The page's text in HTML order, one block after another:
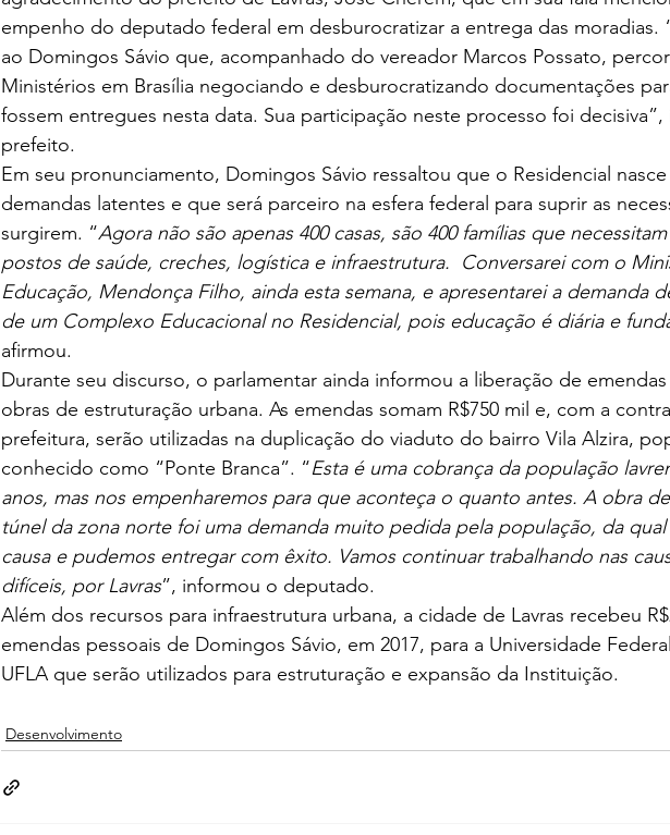
empenho do deputado federal em desburocratizar a entrega das moradias.
ao Domingos Sávio que, acompanhado do vereador Marcos Possato,
Ministérios em Brasília negociando e desburocratizando documentações
fossem entregues nesta data. Sua participação neste processo foi
prefeito.
Em seu pronunciamento, Domingos Sávio ressaltou que o Residencial
demandas latentes e que será parceiro na esfera federal para suprir as
surgirem. “Agora não são apenas 400 casas, são 400 famílias que
postos de saúde, creches, logística e infraestrutura.  Conversarei com o
Educação, Mendonça Filho, ainda esta semana, e apresentarei a demanda
de um Complexo Educacional no Residencial, pois educação é diária e
afirmou.
Durante seu discurso, o parlamentar ainda informou a liberação de
obras de estruturação urbana. As emendas somam R$750 mil e, com a
prefeitura, serão utilizadas na duplicação do viaduto do bairro Vila Alzira,
conhecido como “Ponte Branca”. “Esta é uma cobrança da população
anos, mas nos empenharemos para que aconteça o quanto antes. A obra
túnel da zona norte foi uma demanda muito pedida pela população, da qual
causa e pudemos entregar com êxito. Vamos continuar trabalhando nas
difíceis, por Lavras”, informou o deputado.
Além dos recursos para infraestrutura urbana, a cidade de Lavras recebeu
emendas pessoais de Domingos Sávio, em 2017, para a Universidade
UFLA que serão utilizados para estruturação e expansão da Instituição.
Desenvolvimento